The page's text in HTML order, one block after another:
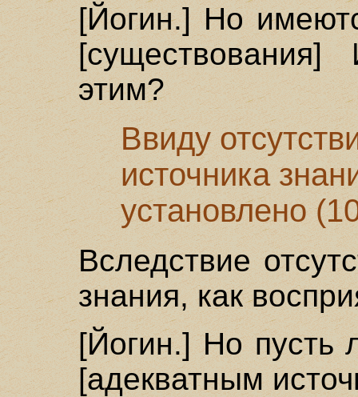
[Йогин.] Но
этим?
Ввиду
источника
установлено
Вследствие
знания, как
[Йогин.] Но пусть
[адекватным